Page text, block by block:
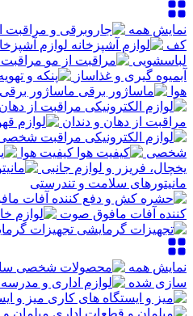
نمایش همه
کف
لوازم
لباسشویی
مراقبت
آبمیوه گیری و غذاساز
هوا
ماساژور برقی
مراقبت از دهان و دندان
شخصی
کیفیت هوا
یخچال، فریزر و لوازم جانبی
مانیتورهای سلامت و تندرستی
کننده آفات مافوق صوت
تجهیزات
نمایش همه
سازی شده
میز و